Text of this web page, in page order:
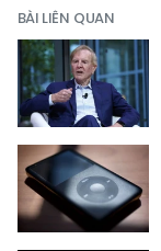
BÀI LIÊN QUAN